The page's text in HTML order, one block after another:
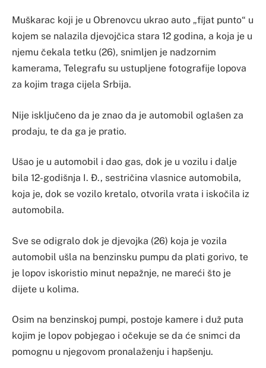
Muškarac koji je u Obrenovcu ukrao auto „fijat punto“ u
kojem se nalazila djevojčica stara 12 godina, a koja je u
njemu čekala tetku (26), snimljen je nadzornim
kamerama, Telegrafu su ustupljene fotografije lopova
za kojim traga cijela Srbija.
Nije isključeno da je znao da je automobil oglašen za
prodaju, te da ga je pratio.
Ušao je u automobil i dao gas, dok je u vozilu i dalje
bila 12-godišnja I. Đ., sestričina vlasnice automobila,
koja je, dok se vozilo kretalo, otvorila vrata i iskočila iz
automobila.
Sve se odigralo dok je djevojka (26) koja je vozila
automobil ušla na benzinsku pumpu da plati gorivo, te
je lopov iskoristio minut nepažnje, ne mareći što je
dijete u kolima.
Osim na benzinskoj pumpi, postoje kamere i duž puta
kojim je lopov pobjegao i očekuje se da će snimci da
pomognu u njegovom pronalaženju i hapšenju.